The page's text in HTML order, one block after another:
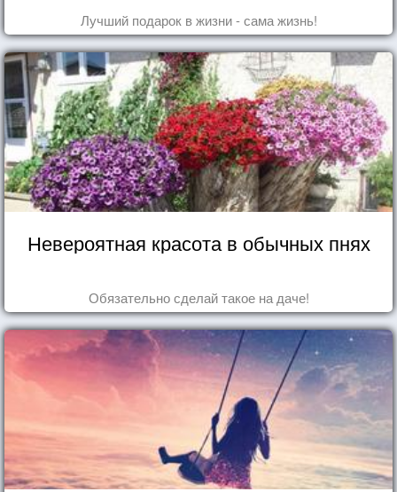
Лучший подарок в жизни - сама жизнь!
Невероятная красота в обычных пнях
Обязательно сделай такое на даче!